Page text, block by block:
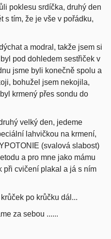
poklesu srdíčka, druhý den
s tím, že je vše v pořádku,
a modral, takže jsem si
pod dohledem sestřiček v
jsme byli konečně spolu a
, bohužel jsem nekojila,
krmený přes sondu do
velký den, jedeme
lahvičkou na krmení,
(svalová slabost)
a pro mne jako mámu
při cvičení plakal a já s ním
po krůčku dál...
za sebou ......